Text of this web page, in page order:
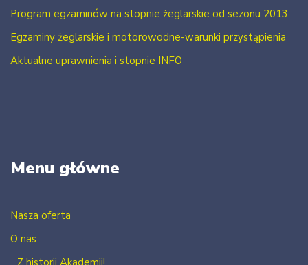
Program egzaminów na stopnie żeglarskie od sezonu 2013
Egzaminy żeglarskie i motorowodne-warunki przystąpienia
Aktualne uprawnienia i stopnie INFO
Menu główne
Nasza oferta
O nas
Z historii Akademii!